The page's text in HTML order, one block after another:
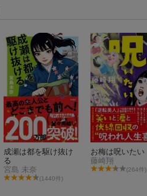
成瀬は都を駆け抜け
る
宮島 未奈
(1440件)
お梅は呪いたい
藤崎翔
(264件)